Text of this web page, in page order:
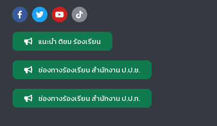
แนะนำ ติชม ร้องเรียน
ช่องทางร้องเรียน สำนักงาน ป.ป.ช.
ช่องทางร้องเรียน สำนักงาน ป.ป.ท.